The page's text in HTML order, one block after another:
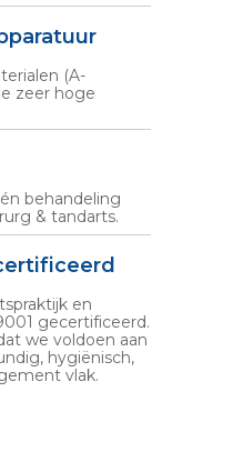
(A-
zeer hoge
behandeling
& tandarts.
en
gecertificeerd.
we voldoen aan
hygiënisch,
vlak.